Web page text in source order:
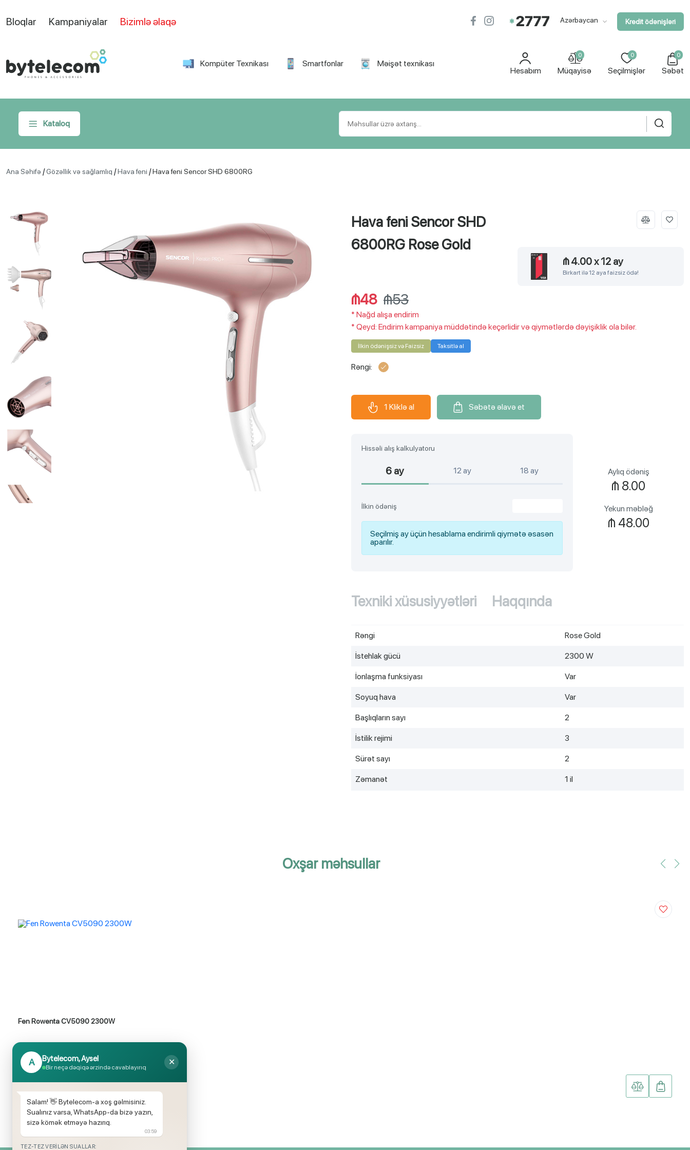
Bloqlar Kampaniyalar Bizimlə əlaqə Azərbaycan Kredit ödənişləri
Kompüter Texnikası Smartfonlar Məişət texnikası
Hesabım
0
Müqayisə
0
Seçilmişlər
0
Səbət
Kataloq
Ana Səhifə /Gözəllik və sağlamlıq /Hava feni /Hava feni Sencor SHD 6800RG
Hava feni Sencor SHD
6800RG Rose Gold
₼ 4.00x 12 ay
Birkart ilə 12 aya faizsiz ödə!
₼48 ₼53
* Nağd alışa endirim
* Qeyd: Endirim kampaniya müddətində keçərlidir və qiymətlərdə dəyişiklik ola bilər.
İlkin ödənişsiz və Faizsiz Taksitlə al
Rəngi:
1 Kliklə al Səbətə əlavə et
Hissəli alış kalkulyatoru
6 ay 12 ay 18 ay
İlkin ödəniş
Seçilmiş ay üçün hesablama endirimli qiymətə əsasən
aparılır.
Aylıq ödəniş
₼ 8.00
Yekun məbləğ
₼ 48.00
Texniki xüsusiyyətləri Haqqında
Rəngi Rose Gold
İstehlak gücü 2300 W
İonlaşma funksiyası Var
Soyuq hava Var
Başlıqların sayı 2
İstilik rejimi 3
Sürət sayı 2
Zəmanət 1 il
Oxşar məhsullar
Fen Rowenta CV5090 2300W
və Faizsiz
₼ 82.00
A Bytelecom, Aysel
Bir neçə dəqiqə ərzində cavablayırıq
✕
Salam! 👋 Bytelecom-a xoş gəlmisiniz.
Sualınız varsa, WhatsApp-da bizə yazın,
sizə kömək etməyə hazırıq.
03:59
TEZ-TEZ VERILƏN SUALLAR: